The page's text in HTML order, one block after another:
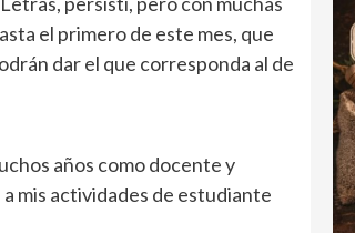
el primero de este mes, que
dar el que corresponda al de
años como docente y
mis actividades de estudiante